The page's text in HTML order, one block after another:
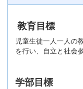
教育目標
児童生徒一人一人の
を行い、自立と社会
学部目標